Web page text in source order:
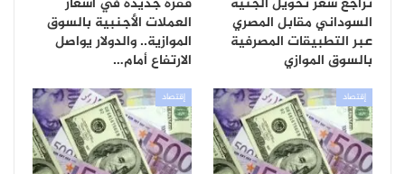
السوداني مقابل المصري
عبر التطبيقات المصرفية
بالسوق الموازي
العملات الأجنبية بالسوق
الموازية.. والدولار يواصل
الارتفاع أمام…
إقتصاد إقتصاد